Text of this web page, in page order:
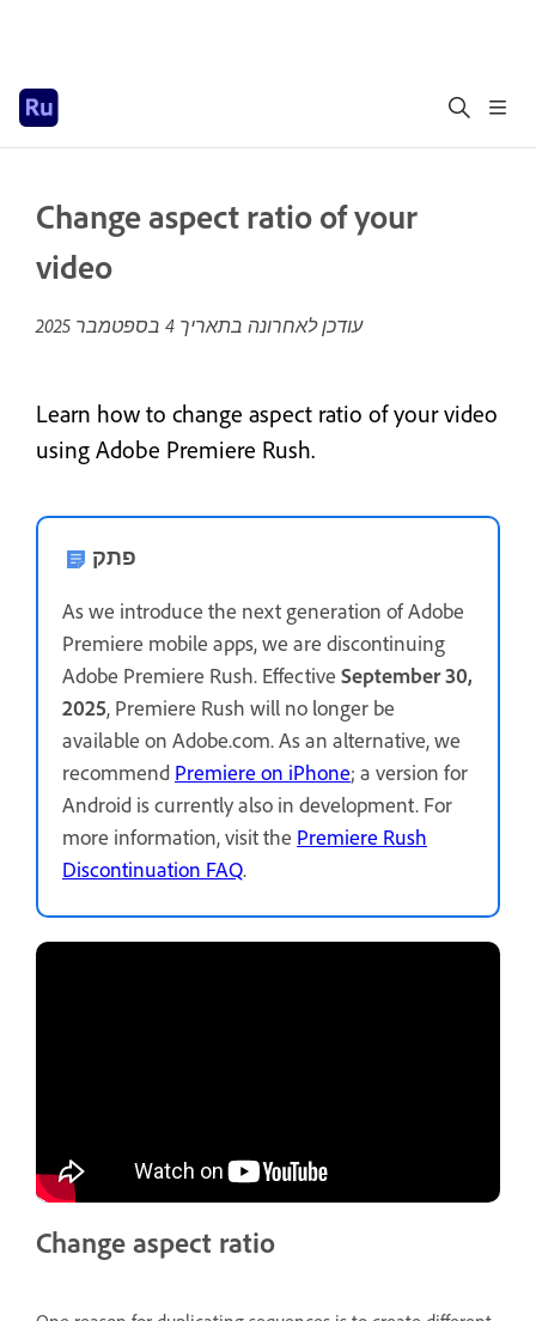
Change aspect ratio of your
video
עודכן לאחרונה בתאריך 4 בספטמבר 2025
Learn how to change aspect ratio of your video
using Adobe Premiere Rush.
פתק
As we introduce the next generation of Adobe
Premiere mobile apps, we are discontinuing
Adobe Premiere Rush. Effective September 30,
2025, Premiere Rush will no longer be
available on Adobe.com. As an alternative, we
recommend Premiere on iPhone; a version for
Android is currently also in development. For
more information, visit the Premiere Rush
Discontinuation FAQ.
Change aspect ratio